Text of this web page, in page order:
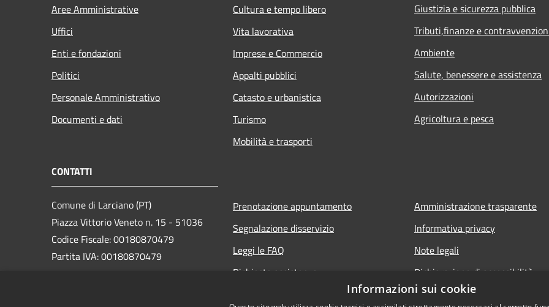
Aree Amministrative
Uffici
Enti e fondazioni
Politici
Personale Amministrativo
Documenti e dati
Cultura e tempo libero
Vita lavorativa
Imprese e Commercio
Appalti pubblici
Catasto e urbanistica
Turismo
Mobilità e trasporti
Giustizia e sicurezza pubblica
Tributi,finanze e
Ambiente
Salute, benessere e assistenza
Autorizzazioni
Agricoltura e pesca
CONTATTI
Comune di Larciano (PT)
Piazza Vittorio Veneto n. 15 - 51036
Codice Fiscale: 00180870479
Partita IVA: 00180870479
Prenotazione appuntamento
Segnalazione disservizio
Leggi le FAQ
Richiesta assistenza
Amministrazione trasparente
Informativa privacy
Note legali
Dichiarazione di accessibilità
Informazioni sui cookie